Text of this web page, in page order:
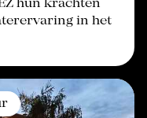
hun krachten
in het